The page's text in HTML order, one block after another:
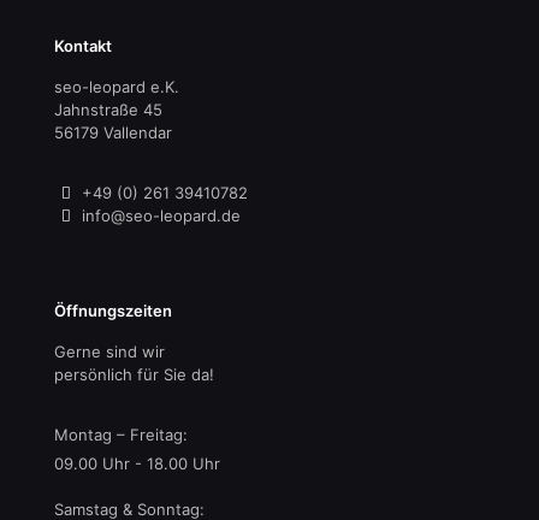
Kontakt
seo-leopard e.K.
Jahnstraße 45
56179 Vallendar
+49 (0) 261 39410782
info@seo-leopard.de
Öffnungszeiten
Gerne sind wir
persönlich für Sie da!
Montag – Freitag:
09.00 Uhr - 18.00 Uhr
Samstag & Sonntag: